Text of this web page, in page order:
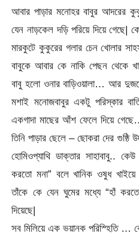
আবার পাড়ার মনোহর বাবুর আদরের
যেন নাড়কেল দড়ি পরিয়ে দিয়ে গেছে|
মারকুটে কুকুরের গলার চেন খোলার
বাবুকে আবার কে নাকি পেছন থেকে
বাবু হলো ওনার বাড়িওয়ালা… আর
মশাই মনোজবাবুর একটু পরিস্কার
একগাদা মাছের আঁশ ফেলে দিয়ে
তিনি পাড়ার ছেলে – ছোকরা দের গুষ্ঠি
হোমিওপ্যাথি ডাক্তার সাহাবাবু..
করতো মনা” বলে খানিক ওষুধ খাইয়ে
তাঁকে কে যেন ঘুমের মধ্যে “হাঁ
দিয়েছে|
সব মিলিয়ে এক ভয়ানক পরিস্হিতি …